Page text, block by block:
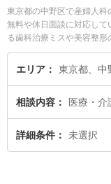
東京都の中野区で産婦人
無料や休日面談に対応し
る歯科治療ミスや美容整
り込み検索もでき便利で
事務所の田邊 裕之弁護士
科の訴訟のトラブル解決
無料で産婦人科の訴訟を
などでお困りの相談者さん
エリア 東京都、中
相談内容 医療・介
詳細条件 未選択